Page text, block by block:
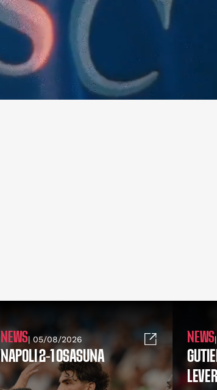
NEWS| 05/08/2026
NAPOLI 2-1 OSASUNA
NEWS